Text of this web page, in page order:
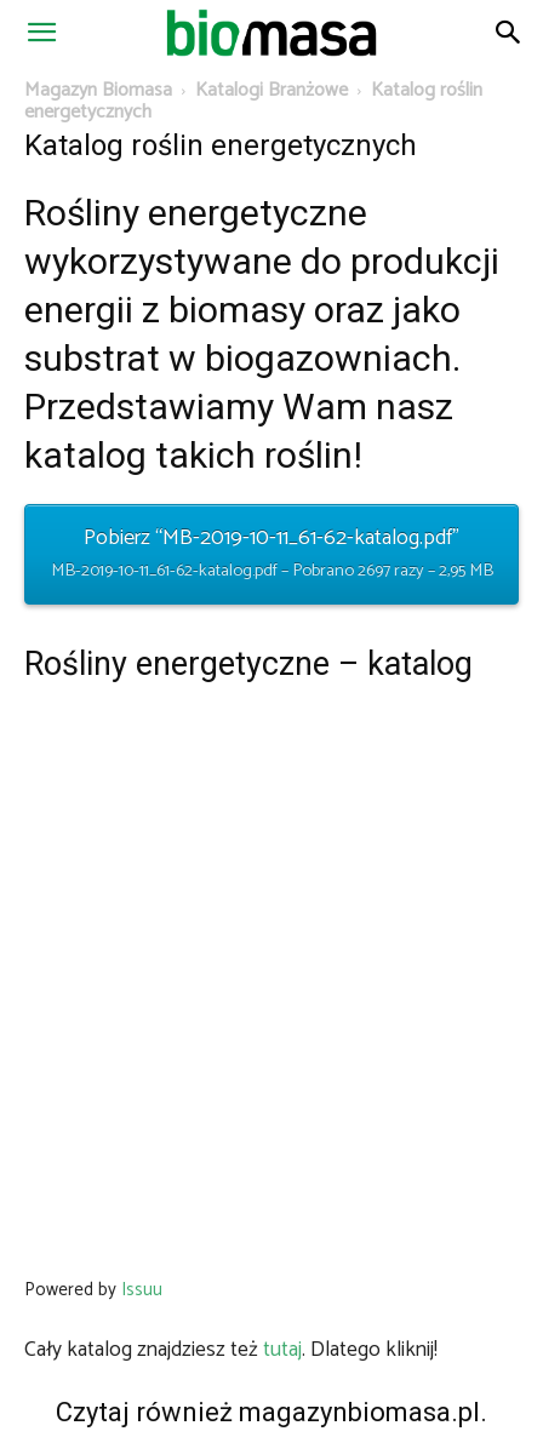
Magazyn
Biomasa
Magazyn Biomasa Katalogi Branżowe Katalog roślin
energetycznych
Katalog roślin energetycznych
Rośliny energetyczne
wykorzystywane do produkcji
energii z biomasy oraz jako
substrat w biogazowniach.
Przedstawiamy Wam nasz
katalog takich roślin!
Pobierz “MB-2019-10-11_61-62-katalog.pdf”
MB-2019-10-11_61-62-katalog.pdf – Pobrano 2697 razy – 2,95 MB
Rośliny energetyczne – katalog
Powered by Issuu
Cały katalog znajdziesz teżtutaj. Dlatego kliknij!
Czytaj również magazynbiomasa.pl.